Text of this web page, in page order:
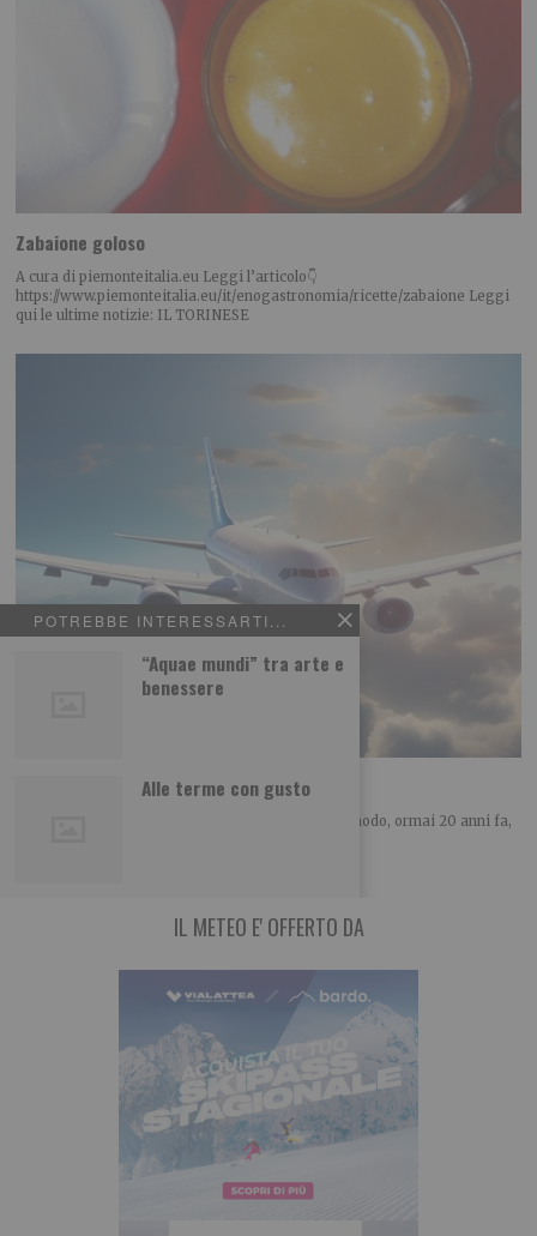
POTREBBE INTERESSARTI...
“Aquae mundi” tra arte e
benessere
Alle terme con gusto
Zabaione goloso
A cura di piemonteitalia.eu Leggi l’articolo👇
https://www.piemonteitalia.eu/it/enogastronomia/ricette/zabaione Leggi
qui le ultime notizie: IL TORINESE
Vacanza… da cosa?
SOCIOGRAFIA LETTERE DAL PRESENTE Ebbi modo, ormai 20 anni fa,
IL METEO E' OFFERTO DA